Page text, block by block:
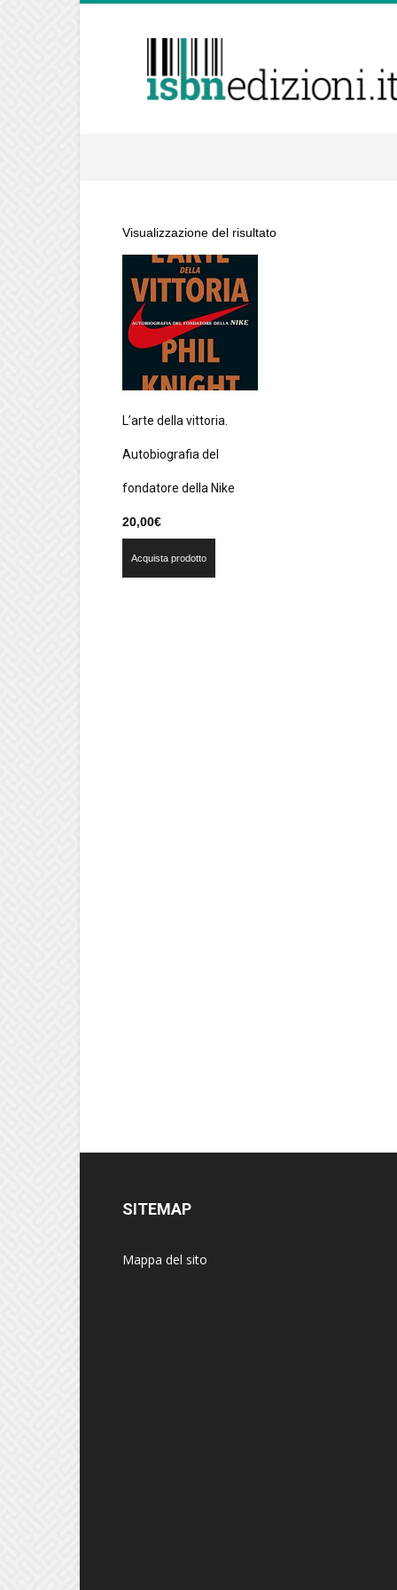
isbnedizioni.it
Visualizzazione del risultato
L’arte della vittoria.
Autobiografia del
fondatore della Nike
20,00€
Acquista prodotto
SITEMAP
Mappa del sito